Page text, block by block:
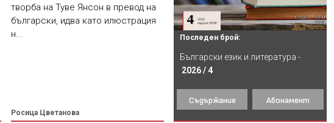
творба на Туве Янсон в превод на
български, идва като илюстрация
н...
Росица Цветанова
Последен брой:
Български език и литература -
2026 / 4
Съдържание Абонамент